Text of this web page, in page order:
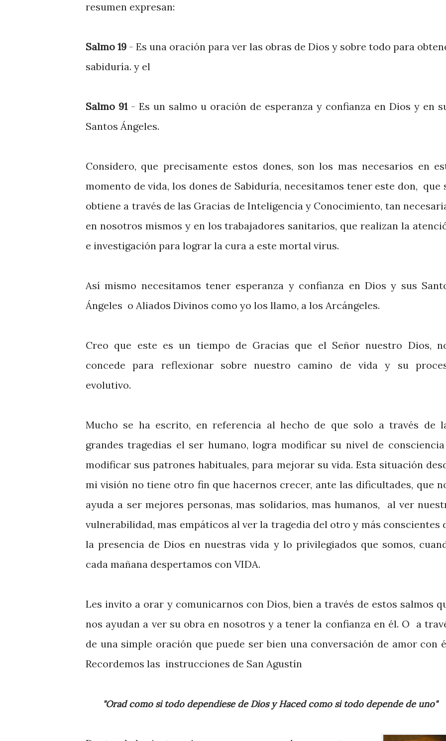
resumen expresan:
Salmo 19 - Es una oración para ver las obras de Dios y sobre todo para
sabiduría. y el
Salmo 91 - Es un salmo u oración de esperanza y confianza en Dios y en
Santos Ángeles.
Considero, que precisamente estos dones, son los mas necesarios en
momento de vida, los dones de Sabiduría, necesitamos tener este don, que
obtiene a través de las Gracias de Inteligencia y Conocimiento, tan
en nosotros mismos y en los trabajadores sanitarios, que realizan la
e investigación para lograr la cura a este mortal virus.
Así mismo necesitamos tener esperanza y confianza en Dios y sus
Ángeles o Aliados Divinos como yo los llamo, a los Arcángeles.
Creo que este es un tiempo de Gracias que el Señor nuestro Dios,
concede para reflexionar sobre nuestro camino de vida y su
evolutivo.
Mucho se ha escrito, en referencia al hecho de que solo a través de
grandes tragedias el ser humano, logra modificar su nivel de
modificar sus patrones habituales, para mejorar su vida. Esta situación
mi visión no tiene otro fin que hacernos crecer, ante las dificultades, que
ayuda a ser mejores personas, mas solidarios, mas humanos, al ver
vulnerabilidad, mas empáticos al ver la tragedia del otro y más conscientes
la presencia de Dios en nuestras vida y lo privilegiados que somos,
cada mañana despertamos con VIDA.
Les invito a orar y comunicarnos con Dios, bien a través de estos salmos
nos ayudan a ver su obra en nosotros y a tener la confianza en él. O a
de una simple oración que puede ser bien una conversación de amor con
Recordemos las instrucciones de San Agustín
"Orad como si todo dependiese de Dios y Haced como si todo depende de uno"